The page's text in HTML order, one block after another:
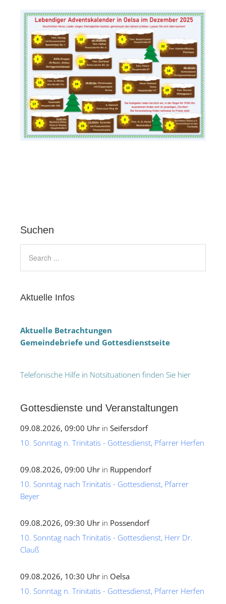
Suchen
Aktuelle Infos
Aktuelle Betrachtungen
Gemeindebriefe und Gottesdienstseite
Telefonische Hilfe in Notsituationen finden Sie hier
Gottesdienste und Veranstaltungen
09.08.2026, 09:00 Uhr in Seifersdorf
10. Sonntag n. Trinitatis - Gottesdienst, Pfarrer Herfen
09.08.2026, 09:00 Uhr in Ruppendorf
10. Sonntag nach Trinitatis - Gottesdienst, Pfarrer
Beyer
09.08.2026, 09:30 Uhr in Possendorf
10. Sonntag nach Trinitatis - Gottesdienst, Herr Dr.
Clauß
09.08.2026, 10:30 Uhr in Oelsa
10. Sonntag n. Trinitatis - Gottesdienst, Pfarrer Herfen